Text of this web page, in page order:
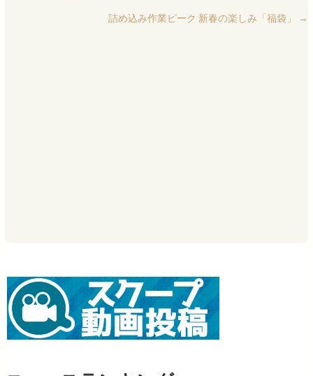
詰め込み作業ピーク 新春の楽しみ「福袋」 →